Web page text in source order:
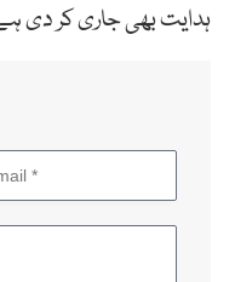
ہدایت بھی جاری کر دی